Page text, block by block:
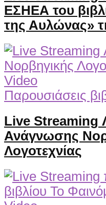
ΕΣΗΕΑ του
της Αυλώνας»
Video
Παρουσιάσεις
Live Streaming
Ανάγνωσης
Λογοτεχνίας